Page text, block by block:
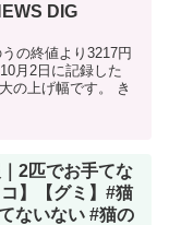
DIG
の終値より3217円
月2日に記録した
の上げ幅です。 き
2匹でお手てな
】【グミ】#猫
ないない #猫の